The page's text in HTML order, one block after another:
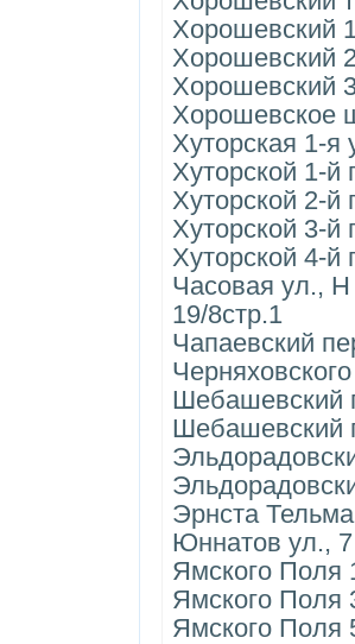
Хорошевский
Хорошевский
Хорошевский
Хорошевское
Хуторская 1-я
Хуторской 1-й
Хуторской 2-й
Хуторской 3-й
Хуторской 4-й
Часовая ул., Н
19/8стр.1
Чапаевский
Шебашевский
Шебашевский
Эрнста
Юннатов ул.,
Ямского Поля
Ямского Поля
Ямского Поля